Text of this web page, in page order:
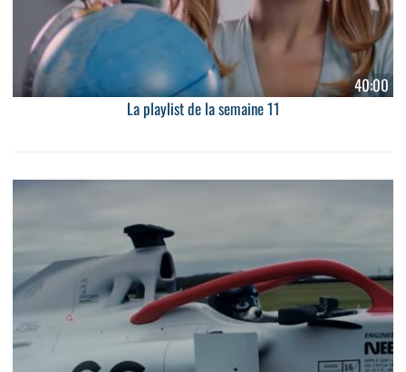
40:00
La playlist de la semaine 11